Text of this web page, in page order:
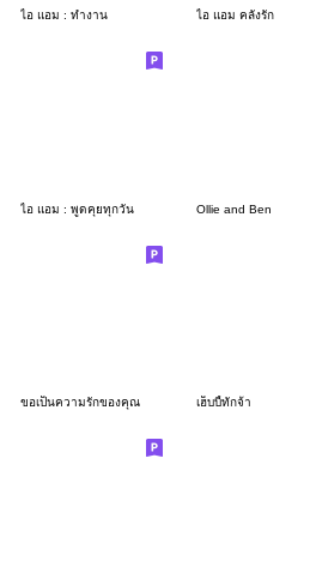
ไอ แอม : ทำงาน ไอ แอม คลั่งรัก
ไอ แอม : พูดคุยทุกวัน Ollie and Ben
ขอเป็นความรักของคุณ เฮ็บบี้ทักจ้า